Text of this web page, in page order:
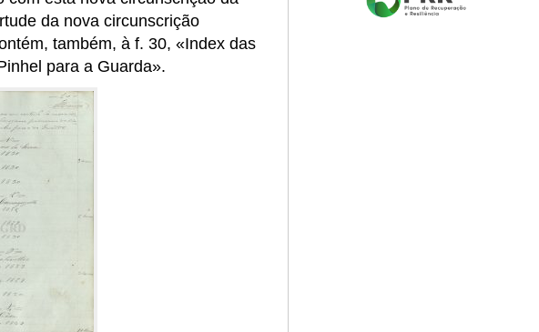
da nova circunscrição
também, à f. 30, «Index das
para a Guarda».